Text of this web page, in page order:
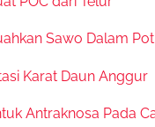
Sawo Dalam Pot
Karat Daun Anggur
Antraknosa Pada